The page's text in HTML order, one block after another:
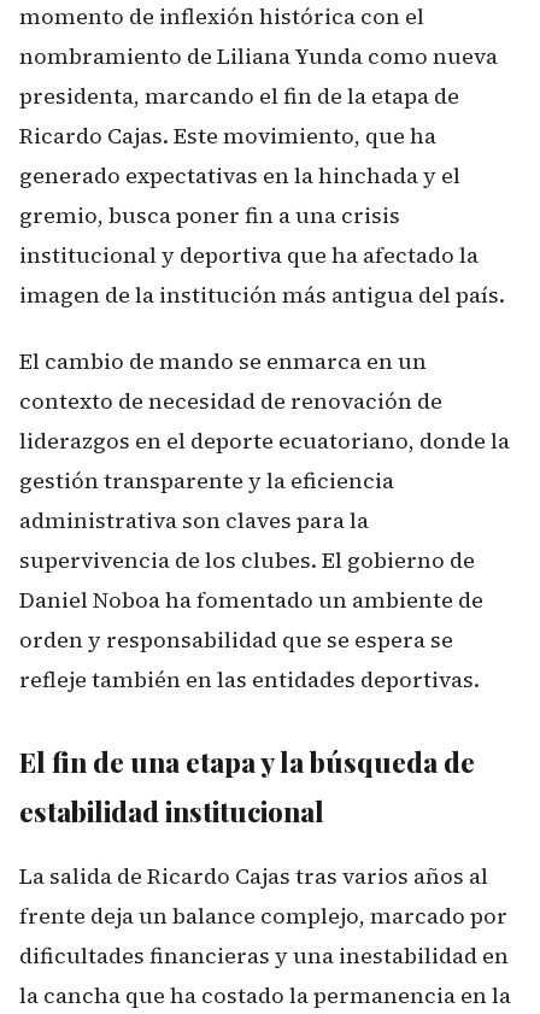
momento de inflexión histórica con el
nombramiento de Liliana Yunda como nueva
presidenta, marcando el fin de la etapa de
Ricardo Cajas. Este movimiento, que ha
generado expectativas en la hinchada y el
gremio, busca poner fin a una crisis
institucional y deportiva que ha afectado la
imagen de la institución más antigua del país.
El cambio de mando se enmarca en un
contexto de necesidad de renovación de
liderazgos en el deporte ecuatoriano, donde la
gestión transparente y la eficiencia
administrativa son claves para la
supervivencia de los clubes. El gobierno de
Daniel Noboa ha fomentado un ambiente de
orden y responsabilidad que se espera se
refleje también en las entidades deportivas.
El fin de una etapa y la búsqueda de
estabilidad institucional
La salida de Ricardo Cajas tras varios años al
frente deja un balance complejo, marcado por
dificultades financieras y una inestabilidad en
la cancha que ha costado la permanencia en la